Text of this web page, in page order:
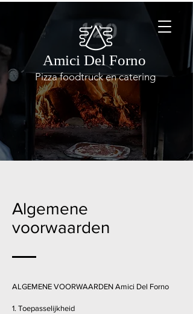
Amici Del Forno
Pizza foodtruck en catering
Algemene
voorwaarden
ALGEMENE VOORWAARDEN Amici Del Forno
1. Toepasselijkheid